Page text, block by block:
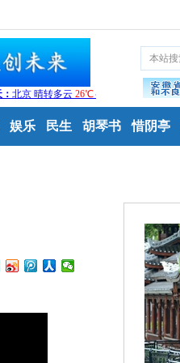
娱乐 民生 胡琴书 惜阴亭